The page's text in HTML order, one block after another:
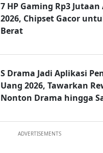
7 HP Gaming Rp3
2026, Chipset Gacor
Berat
S Drama Jadi Aplikasi
Uang 2026, Tawarkan
Nonton Drama hingga
ADVERTISEMENTS